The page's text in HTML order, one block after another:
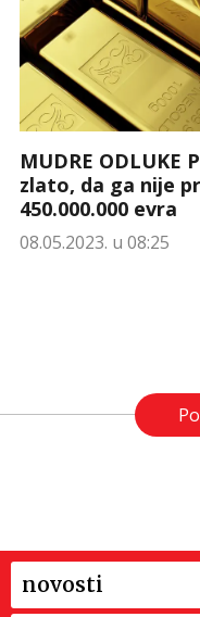
MUDRE ODLUKE
zlato, da ga nije
450.000.000 evra
08.05.2023. u 08:25
novosti